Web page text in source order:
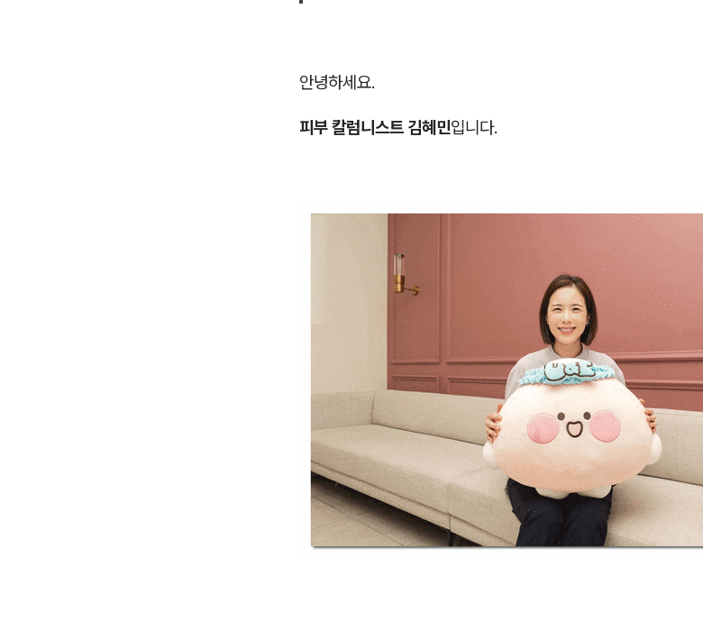
안녕하세요.
피부 칼럼니스트 김혜민입니다.